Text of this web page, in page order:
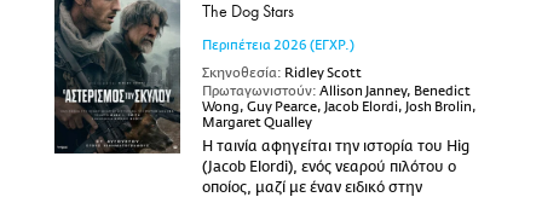
The Dog Stars
Περιπέτεια 2026 (ΕΓΧΡ.)
Σκηνοθεσία: Ridley Scott
Πρωταγωνιστούν: Allison Janney, Benedict
Wong, Guy Pearce, Jacob Elordi, Josh Brolin,
Margaret Qualley
Η ταινία αφηγείται την ιστορία του Hig
(Jacob Elordi), ενός νεαρού πιλότου ο
οποίος, μαζί με έναν ειδικό στην